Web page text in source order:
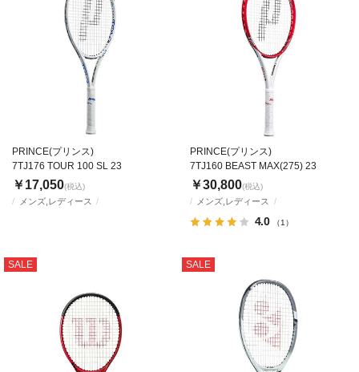
メンズ,レディース
PRINCE(プリンス)
7TJ176 TOUR 100 SL 23
￥17,050(税込)
メンズ,レディース
4.0 （1）
PRINCE(プリンス)
7TJ160 BEAST MAX(275) 23
￥30,800(税込)
SALE SALE